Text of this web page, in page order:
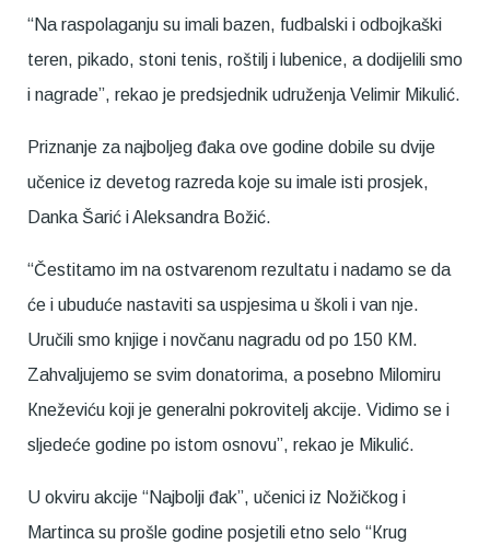
“Na raspolaganju su imali bazen, fudbalski i odbojkaški
teren, pikado, stoni tenis, roštilj i lubenice, a dodijelili smo
i nagrade”, rekao je predsjednik udruženja Velimir Mikulić.
Priznanje za najboljeg đaka ove godine dobile su dvije
učenice iz devetog razreda koje su imale isti prosjek,
Danka Šarić i Aleksandra Božić.
“Čestitamo im na ostvarenom rezultatu i nadamo se da
će i ubuduće nastaviti sa uspjesima u školi i van nje.
Uručili smo knjige i novčanu nagradu od po 150 КM.
Zahvaljujemo se svim donatorima, a posebno Milomiru
Кneževiću koji je generalni pokrovitelj akcije. Vidimo se i
sljedeće godine po istom osnovu”, rekao je Mikulić.
U okviru akcije “Najbolji đak”, učenici iz Nožičkog i
Martinca su prošle godine posjetili etno selo “Кrug